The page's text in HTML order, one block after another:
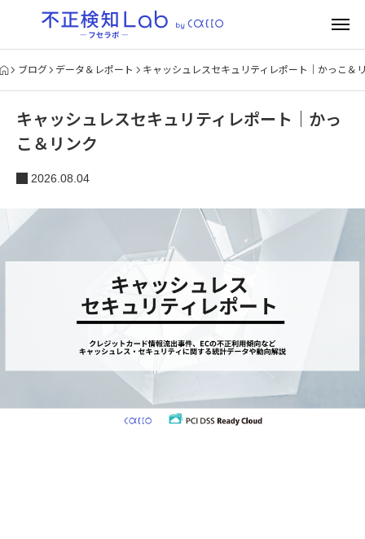
ブログ データ＆レポート キャッシュレスセキュリティレポート｜かっこ＆
キャッシュレスセキュリティレポート｜かっ
こ＆リンク
2026.08.04